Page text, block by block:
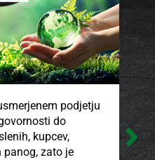
podjetju
do
kupcev,
zato je
ki